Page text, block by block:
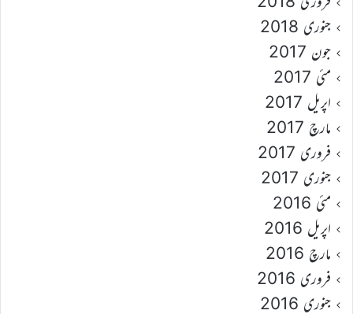
جنوری 2018
جون 2017
مئی 2017
اپریل 2017
مارچ 2017
فروری 2017
جنوری 2017
مئی 2016
اپریل 2016
مارچ 2016
فروری 2016
جنوری 2016